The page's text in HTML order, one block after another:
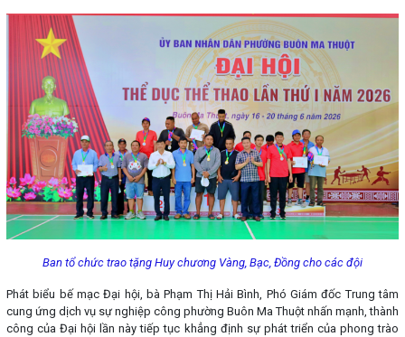
Ban tổ chức trao tặng Huy chương Vàng, Bạc, Đồng cho các đội
Phát biểu bế mạc Đại hội, bà Phạm Thị Hải Bình, Phó Giám đốc Trung tâm
cung ứng dịch vụ sự nghiệp công phường Buôn Ma Thuột nhấn mạnh, thành
công của Đại hội lần này tiếp tục khẳng định sự phát triển của phong trào